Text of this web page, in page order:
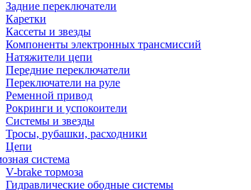
Задние переключатели
Каретки
Кассеты и звезды
Компоненты электронных трансмиссий
Натяжители цепи
Передние переключатели
Переключатели на руле
Ременной привод
Рокринги и успокоители
Системы и звезды
Тросы, рубашки, расходники
Цепи
система
V-brake тормоза
Гидравлические ободные системы